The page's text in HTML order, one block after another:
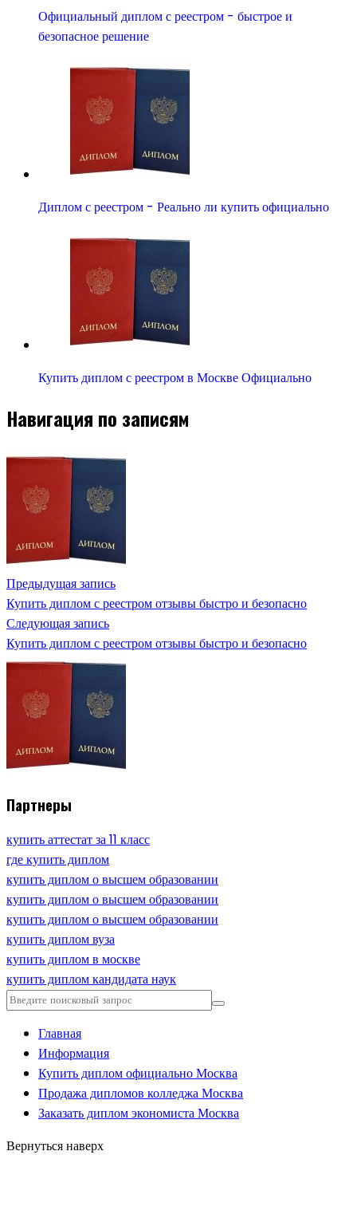
Официальный диплом с реестром - быстрое и
безопасное решение
Диплом с реестром - Реально ли купить официально
Купить диплом с реестром в Москве Официально
Навигация по записям
Предыдущая запись
Купить диплом с реестром отзывы быстро и безопасно
Следующая запись
Купить диплом с реестром отзывы быстро и безопасно
Партнеры
купить аттестат за 11 класс
где купить диплом
купить диплом о высшем образовании
купить диплом о высшем образовании
купить диплом о высшем образовании
купить диплом вуза
купить диплом в москве
купить диплом кандидата наук
Главная
Информация
Купить диплом официально Москва
Продажа дипломов колледжа Москва
Заказать диплом экономиста Москва
Вернуться наверх